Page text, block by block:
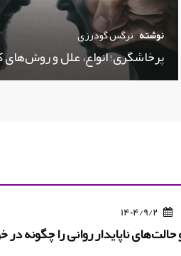
نوشته نرگس گودرزی
پرخاشگری؛ انواع، علل و
1404/9/2
ناپایدار روانی را چگونه در